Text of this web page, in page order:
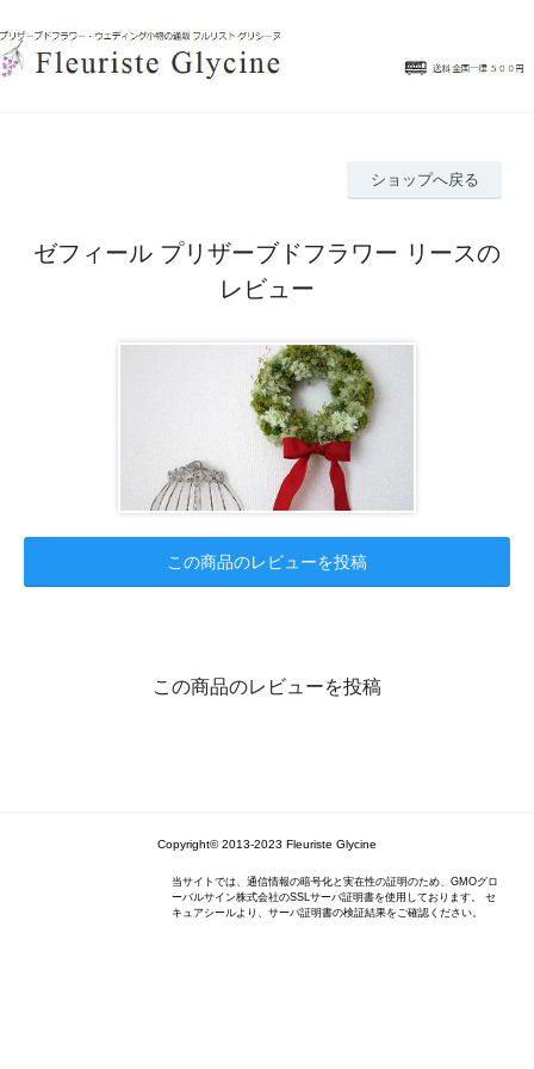
ショップへ戻る
ゼフィール プリザーブドフラワー リースの
レビュー
この商品のレビューを投稿
この商品のレビューを投稿
Copyright© 2013-2023 Fleuriste Glycine
当サイトでは、通信情報の暗号化と実在性の証明のため、GMOグロ
ーバルサイン株式会社のSSLサーバ証明書を使用しております。 セ
キュアシールより、サーバ証明書の検証結果をご確認ください。